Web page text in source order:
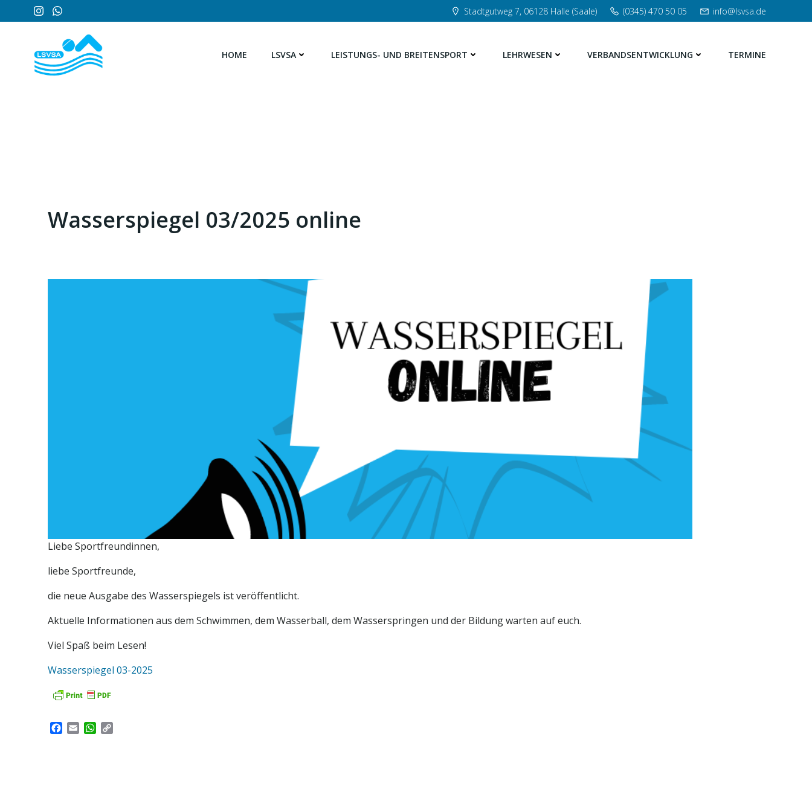
Inhalt
Stadtgutweg 7, 06128 Halle (Saale) (0345) 470 50 05 info@lsvsa.de
HOME LSVSA LEISTUNGS- UND BREITENSPORT LEHRWESEN VERBANDSENTWICKLUNG TERMINE
Wasserspiegel 03/2025 online
Liebe Sportfreundinnen,
liebe Sportfreunde,
die neue Ausgabe des Wasserspiegels ist veröffentlicht.
Aktuelle Informationen aus dem Schwimmen, dem Wasserball, dem Wasserspringen und der Bildung warten auf euch.
Viel Spaß beim Lesen!
Wasserspiegel 03-2025
Facebook
EmailWhatsApp